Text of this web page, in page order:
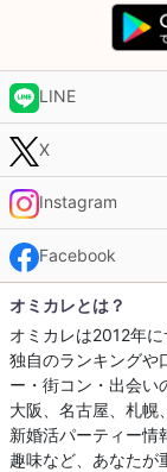
LINE
X
Instagram
Facebook
オミカレとは？
オミカレは2012年
独自のランキングや
ー・街コン・出会い
大阪、名古屋、札幌
新婚活パーティー情
趣味など、あなたが